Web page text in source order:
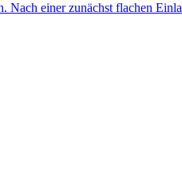
Nach einer zunächst flachen